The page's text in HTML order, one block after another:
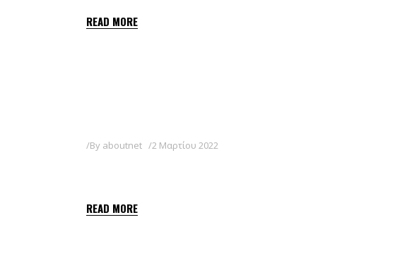
READ MORE
By aboutnet 2 Μαρτίου 2022
READ MORE